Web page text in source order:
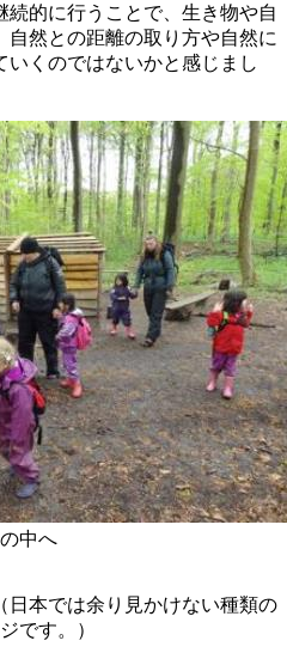
的に行うことで、生き物や自
然との距離の取り方や自然に
くのではないかと感じまし
中へ
日本では余り見かけない種類の
です。）